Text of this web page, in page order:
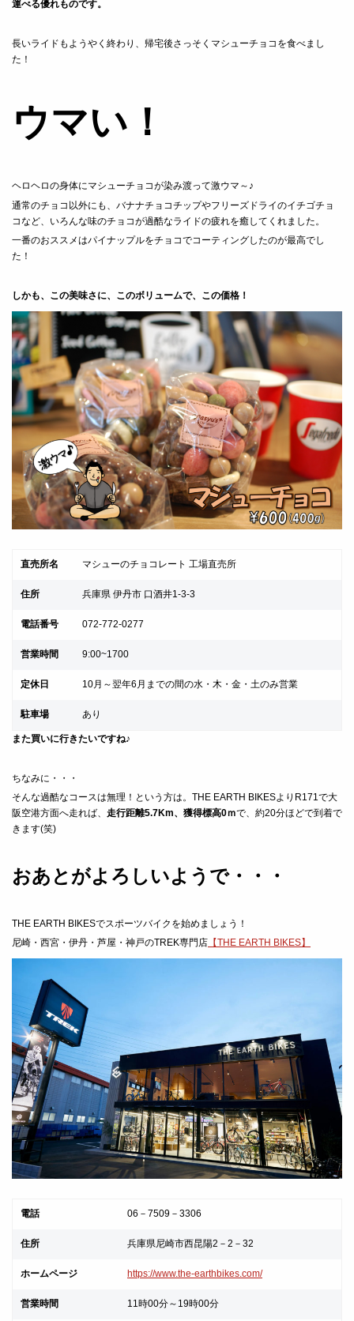
運べる優れものです。
長いライドもようやく終わり、帰宅後さっそくマシューチョコを食べまし
た！
ウマい！
ヘロヘロの身体にマシューチョコが染み渡って激ウマ～♪
通常のチョコ以外にも、バナナチョコチップやフリーズドライのイチゴチョ
コなど、いろんな味のチョコが過酷なライドの疲れを癒してくれました。
一番のおススメはパイナップルをチョコでコーティングしたのが最高でし
た！
しかも、この美味さに、このボリュームで、この価格！
直売所名 マシューのチョコレート 工場直売所
住所 兵庫県 伊丹市 口酒井1-3-3
電話番号 072-772-0277
営業時間 9:00~1700
定休日 10月～翌年6月までの間の水・木・金・土のみ営業
駐車場 あり
また買いに行きたいですね♪
ちなみに・・・
そんな過酷なコースは無理！という方は。THE EARTH BIKESよりR171で大
阪空港方面へ走れば、 走行距離5.7Km、獲得標高0ｍで、約20分ほどで到着で
きます(笑)
おあとがよろしいようで・・・
THE EARTH BIKESでスポーツバイクを始めましょう！
尼崎・西宮・伊丹・芦屋・神戸のTREK専門店 【THE EARTH BIKES】
電話 06－7509－3306
住所 兵庫県尼崎市西昆陽2－2－32
ホームページ https://www.the-earthbikes.com/
営業時間 11時00分～19時00分